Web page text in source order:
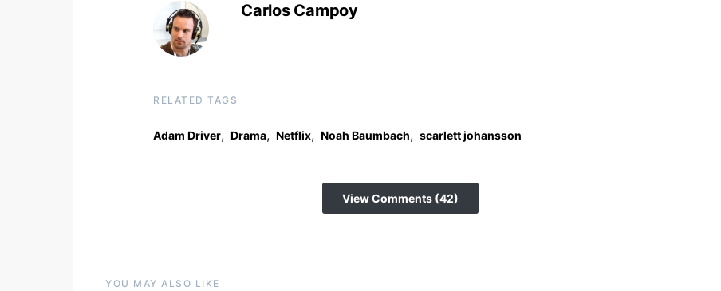
Carlos Campoy
RELATED TAGS
Adam Driver, Drama, Netflix, Noah Baumbach, scarlett johansson
View Comments (42)
YOU MAY ALSO LIKE